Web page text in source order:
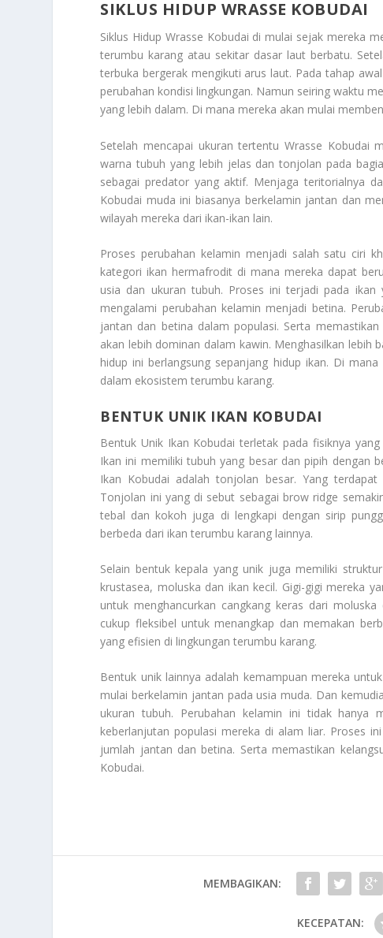
SIKLUS HIDUP WRASSE KOBUDAI
Siklus Hidup Wrasse Kobudai di mulai sejak mereka
terumbu karang atau sekitar dasar laut berbatu.
terbuka bergerak mengikuti arus laut. Pada tahap
perubahan kondisi lingkungan. Namun seiring waktu
yang lebih dalam. Di mana mereka akan mulai
Setelah mencapai ukuran tertentu Wrasse Kobudai
warna tubuh yang lebih jelas dan tonjolan pada
sebagai predator yang aktif. Menjaga teritorialnya
Kobudai muda ini biasanya berkelamin jantan dan
wilayah mereka dari ikan-ikan lain.
Proses perubahan kelamin menjadi salah satu ciri
kategori ikan hermafrodit di mana mereka dapat
usia dan ukuran tubuh. Proses ini terjadi pada
mengalami perubahan kelamin menjadi betina.
jantan dan betina dalam populasi. Serta
akan lebih dominan dalam kawin. Menghasilkan lebih
hidup ini berlangsung sepanjang hidup ikan. Di
dalam ekosistem terumbu karang.
BENTUK UNIK IKAN KOBUDAI
Bentuk Unik Ikan Kobudai terletak pada fisiknya
Ikan ini memiliki tubuh yang besar dan pipih dengan
Ikan Kobudai adalah tonjolan besar. Yang
Tonjolan ini yang di sebut sebagai brow ridge
tebal dan kokoh juga di lengkapi dengan sirip
berbeda dari ikan terumbu karang lainnya.
Selain bentuk kepala yang unik juga memiliki
krustasea, moluska dan ikan kecil. Gigi-gigi mereka
untuk menghancurkan cangkang keras dari
cukup fleksibel untuk menangkap dan memakan
yang efisien di lingkungan terumbu karang.
Bentuk unik lainnya adalah kemampuan mereka
mulai berkelamin jantan pada usia muda. Dan
ukuran tubuh. Perubahan kelamin ini tidak hanya
keberlanjutan populasi mereka di alam liar. Proses
jumlah jantan dan betina. Serta memastikan
Kobudai.
MEMBAGIKAN:
KECEPATAN: